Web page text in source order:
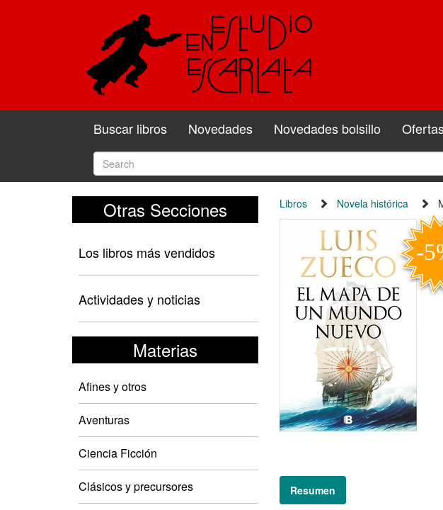
Buscar libros Novedades Novedades bolsillo
Otras Secciones
Los libros más vendidos
Actividades y noticias
Materias
Afines y otros
Aventuras
Ciencia Ficción
Clásicos y precursores
Libros Novela histórica
Resumen